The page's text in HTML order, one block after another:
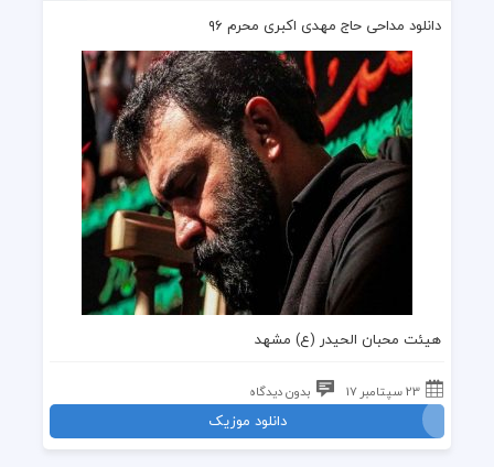
دانلود مداحی حاج مهدی اکبری محرم ۹۶
هیئت محبان الحیدر (ع) مشهد
23 سپتامبر 17 بدون دیدگاه
دانلود موزیک